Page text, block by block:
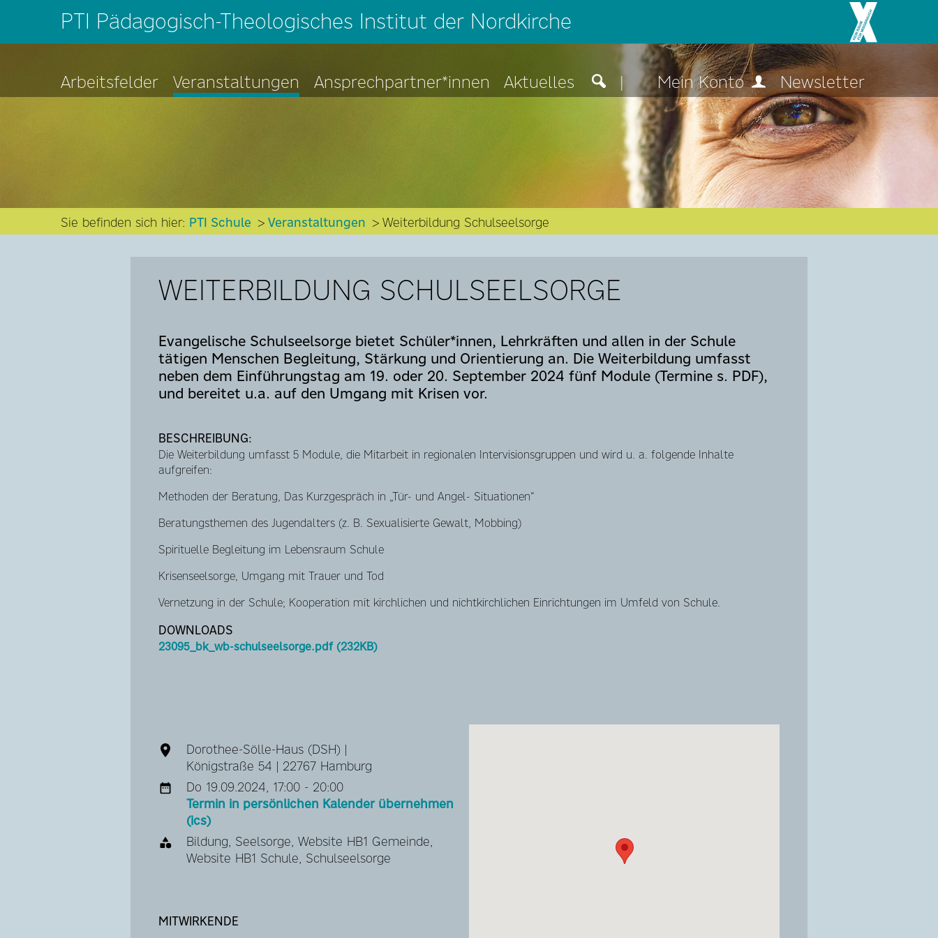
PTI Pädagogisch-Theologisches Institut der Nordkirche
Arbeitsfelder Veranstaltungen Ansprechpartner*innen Aktuelles | Mein Konto Newsletter
Sie befinden sich hier: PTI Schule Veranstaltungen Weiterbildung Schulseelsorge
WEITERBILDUNG SCHULSEELSORGE
Evangelische Schulseelsorge bietet Schüler*innen, Lehrkräften und allen in der Schule
tätigen Menschen Begleitung, Stärkung und Orientierung an. Die Weiterbildung umfasst
neben dem Einführungstag am 19. oder 20. September 2024 fünf Module (Termine s. PDF),
und bereitet u.a. auf den Umgang mit Krisen vor.
BESCHREIBUNG:
Die Weiterbildung umfasst 5 Module, die Mitarbeit in regionalen Intervisionsgruppen und wird u. a. folgende Inhalte
aufgreifen:
Methoden der Beratung, Das Kurzgespräch in „Tür- und Angel- Situationen“
Beratungsthemen des Jugendalters (z. B. Sexualisierte Gewalt, Mobbing)
Spirituelle Begleitung im Lebensraum Schule
Krisenseelsorge, Umgang mit Trauer und Tod
Vernetzung in der Schule; Kooperation mit kirchlichen und nichtkirchlichen Einrichtungen im Umfeld von Schule.
DOWNLOADS
23095_bk_wb-schulseelsorge.pdf (232KB)
Dorothee-Sölle-Haus (DSH) |
Königstraße 54 | 22767 Hamburg
Do 19.09.2024, 17:00 - 20:00
Termin in persönlichen Kalender übernehmen
(ics)
Bildung, Seelsorge, Website HB1 Gemeinde,
Website HB1 Schule, Schulseelsorge
MITWIRKENDE